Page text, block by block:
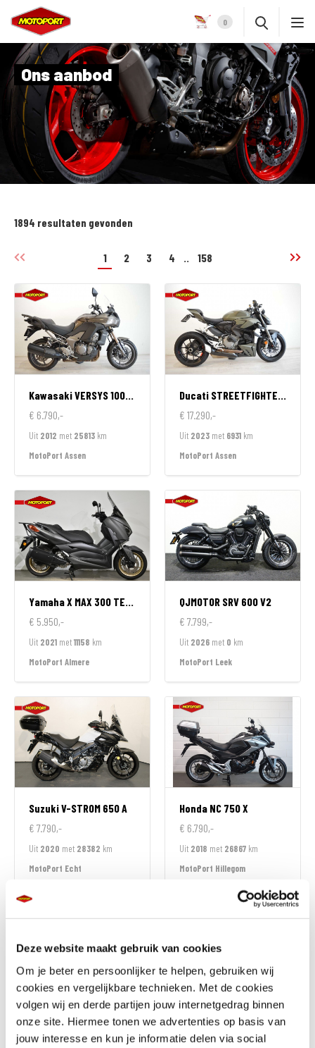
Deze website maakt gebruik van cookies
Om je beter en persoonlijker te helpen, gebruiken wij
cookies en vergelijkbare technieken. Met de cookies
volgen wij en derde partijen jouw internetgedrag binnen
onze site. Hiermee tonen we advertenties op basis van
jouw interesse en kun je informatie delen via social
0
Ons aanbod
1894 resultaten gevonden
1 2 3 4 .. 158
KawasakiVERSYS 1000 ABS
€ 6.790,-
Uit 2012 met 25813 km
MotoPort Assen
Ducati STREETFIGHTER V2
€ 17.290,-
Uit 2023 met 6931 km
MotoPort Assen
YamahaX MAX 300 TECH MAX
€ 5.950,-
Uit 2021 met11158 km
MotoPort Almere
QJMOTOR SRV 600 V2
€ 7.799,-
Uit 2026 met 0 km
MotoPort Leek
SuzukiV-STROM 650 A
€ 7.790,-
Uit 2020 met 28382 km
MotoPort Echt
Honda NC 750 X
€ 6.790,-
Uit 2018 met 26867 km
MotoPort Hillegom
Honda CMX 500 REBEL
€ 6.290,-
TriumphStreet Triple R 675
€ 4.999,-